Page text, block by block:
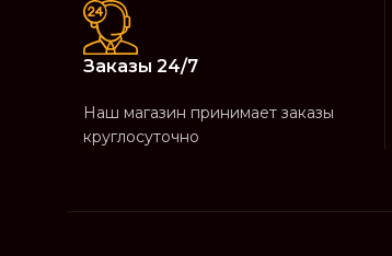
Заказы 24/7
Наш магазин принимает заказы
круглосуточно